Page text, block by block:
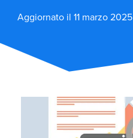
Aggiornato il 11 marzo 2025